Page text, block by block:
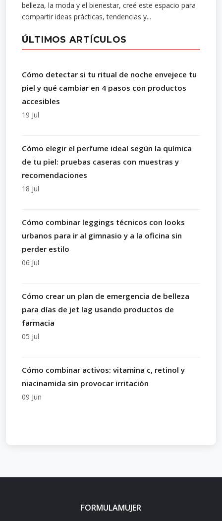
belleza, la moda y el bienestar, creé este espacio para
compartir ideas prácticas, tendencias y...
ÚLTIMOS ARTÍCULOS
Cómo detectar si tu ritual de noche envejece tu
piel y qué cambiar en 4 pasos con productos
accesibles
19 Jul
Cómo elegir el perfume ideal según la química
de tu piel: pruebas caseras con muestras y
recomendaciones
18 Jul
Cómo combinar leggings técnicos con looks
urbanos para ir al gimnasio y a la oficina sin
perder estilo
06 Jul
Cómo crear un plan de emergencia de belleza
para días de jet lag usando productos de
farmacia
05 Jul
Cómo combinar activos: vitamina c, retinol y
niacinamida sin provocar irritación
09 Jun
FORMULAMUJER